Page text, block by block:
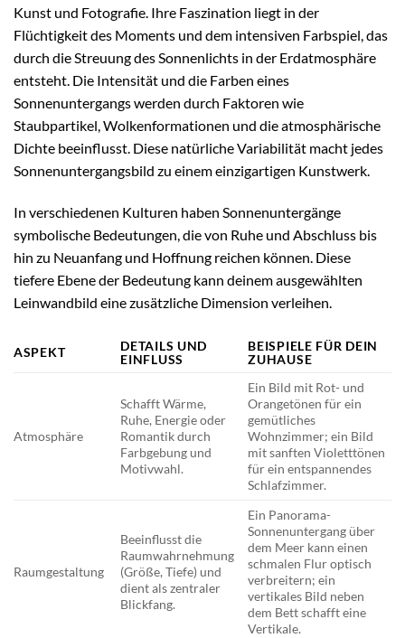
Kunst und Fotografie. Ihre Faszination liegt in der
Flüchtigkeit des Moments und dem intensiven Farbspiel, das
durch die Streuung des Sonnenlichts in der Erdatmosphäre
entsteht. Die Intensität und die Farben eines
Sonnenuntergangs werden durch Faktoren wie
Staubpartikel, Wolkenformationen und die atmosphärische
Dichte beeinflusst. Diese natürliche Variabilität macht jedes
Sonnenuntergangsbild zu einem einzigartigen Kunstwerk.
In verschiedenen Kulturen haben Sonnenuntergänge
symbolische Bedeutungen, die von Ruhe und Abschluss bis
hin zu Neuanfang und Hoffnung reichen können. Diese
tiefere Ebene der Bedeutung kann deinem ausgewählten
Leinwandbild eine zusätzliche Dimension verleihen.
ASPEKT
DETAILS UND
EINFLUSS
BEISPIELE FÜR DEIN
ZUHAUSE
Atmosphäre
Schafft Wärme,
Ruhe, Energie oder
Romantik durch
Farbgebung und
Motivwahl.
Ein Bild mit Rot- und
Orangetönen für ein
gemütliches
Wohnzimmer; ein Bild
mit sanften Violetttönen
für ein entspannendes
Schlafzimmer.
Raumgestaltung
Beeinflusst die
Raumwahrnehmung
(Größe, Tiefe) und
dient als zentraler
Blickfang.
Ein Panorama-
Sonnenuntergang über
dem Meer kann einen
schmalen Flur optisch
verbreitern; ein
vertikales Bild neben
dem Bett schafft eine
Vertikale.